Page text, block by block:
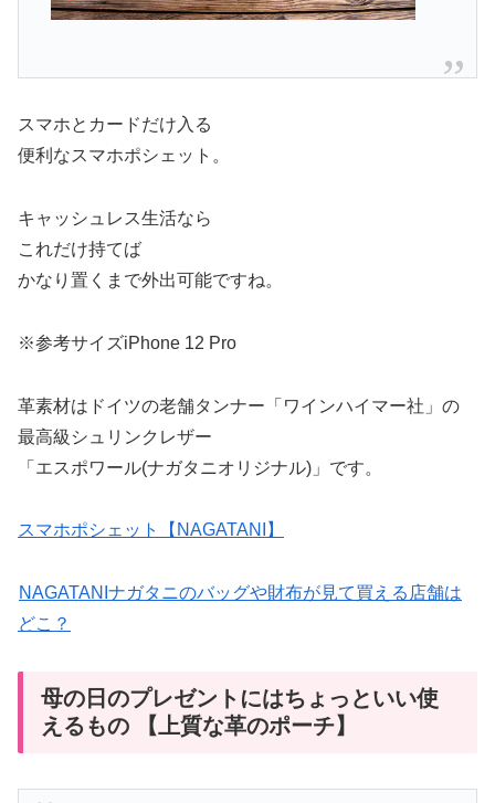
スマホとカードだけ入る
便利なスマホポシェット。
キャッシュレス生活なら
これだけ持てば
かなり置くまで外出可能ですね。
※参考サイズiPhone 12 Pro
革素材はドイツの老舗タンナー「ワインハイマー社」の
最高級シュリンクレザー
「エスポワール(ナガタニオリジナル)」です。
スマホポシェット【NAGATANI】
NAGATANIナガタニのバッグや財布が見て買える店舗は
どこ？
母の日のプレゼントにはちょっといい使
えるもの 【上質な革のポーチ】